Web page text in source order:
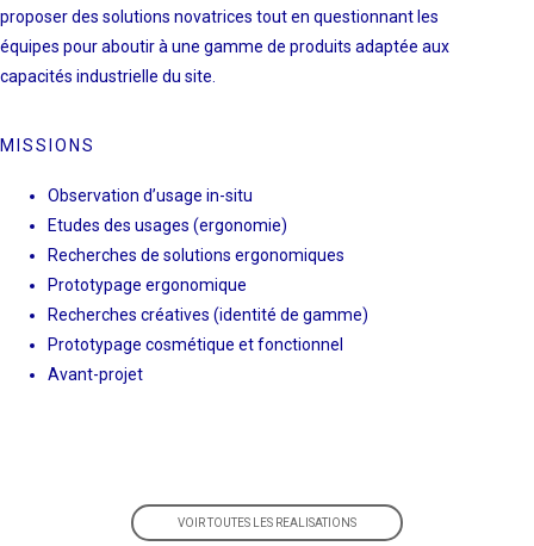
proposer des solutions novatrices tout en questionnant les
équipes pour aboutir à une gamme de produits adaptée aux
capacités industrielle du site.
MISSIONS
Observation d’usage in-situ
Etudes des usages (ergonomie)
Recherches de solutions ergonomiques
Prototypage ergonomique
Recherches créatives (identité de gamme)
Prototypage cosmétique et fonctionnel
Avant-projet
VOIR TOUTES LES REALISATIONS